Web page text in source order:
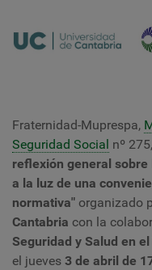
Fraternidad-Muprespa,
Seguridad Social nº
reflexión general
a la luz de una
normativa" organizado
Cantabria con la
Seguridad y Salud en
el jueves 3 de abril de